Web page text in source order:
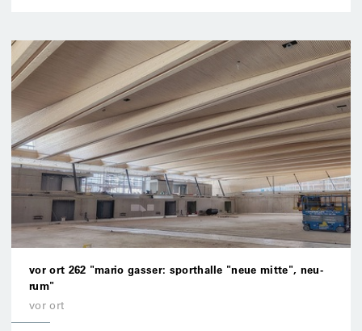
vor ort 262 "mario gasser: sporthalle "neue mitte", neu-
rum"
vor ort